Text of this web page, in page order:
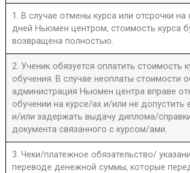
1. В случае отмены курса или отсрочки
дней Ньюмен центром, стоимость курса
возвращена полностью.
2. Ученик обязуется оплатить стоимость
обучения. В случае неоплаты стоимости
администрация Ньюмен центра вправе
обучении на курсе/ах и/или не допустить
и/или задержать выдачу диплома/
документа связанного с курсом/ами.
3. Чеки/платежное обязательство/
переводе денежной суммы, которые